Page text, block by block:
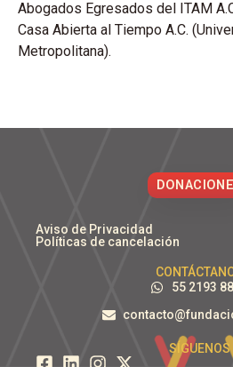
Abogados Egresados del ITAM
Casa Abierta al Tiempo A.C.
Metropolitana).
Aviso de Privacidad
Políticas de cancelación
55 2193
SÍGUENOS